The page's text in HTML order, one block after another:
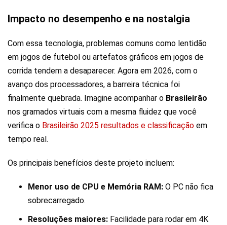
Impacto no desempenho e na nostalgia
Com essa tecnologia, problemas comuns como lentidão
em jogos de futebol ou artefatos gráficos em jogos de
corrida tendem a desaparecer. Agora em 2026, com o
avanço dos processadores, a barreira técnica foi
finalmente quebrada. Imagine acompanhar o Brasileirão
nos gramados virtuais com a mesma fluidez que você
verifica o Brasileirão 2025 resultados e classificação em
tempo real.
Os principais benefícios deste projeto incluem:
Menor uso de CPU e Memória RAM: O PC não fica
sobrecarregado.
Resoluções maiores: Facilidade para rodar em 4K